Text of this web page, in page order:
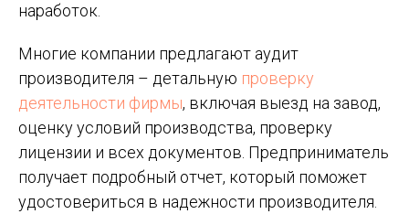
наработок.
Многие компании предлагают аудит
производителя – детальную проверку
деятельности фирмы, включая выезд на завод,
оценку условий производства, проверку
лицензии и всех документов. Предприниматель
получает подробный отчет, который поможет
удостовериться в надежности производителя.